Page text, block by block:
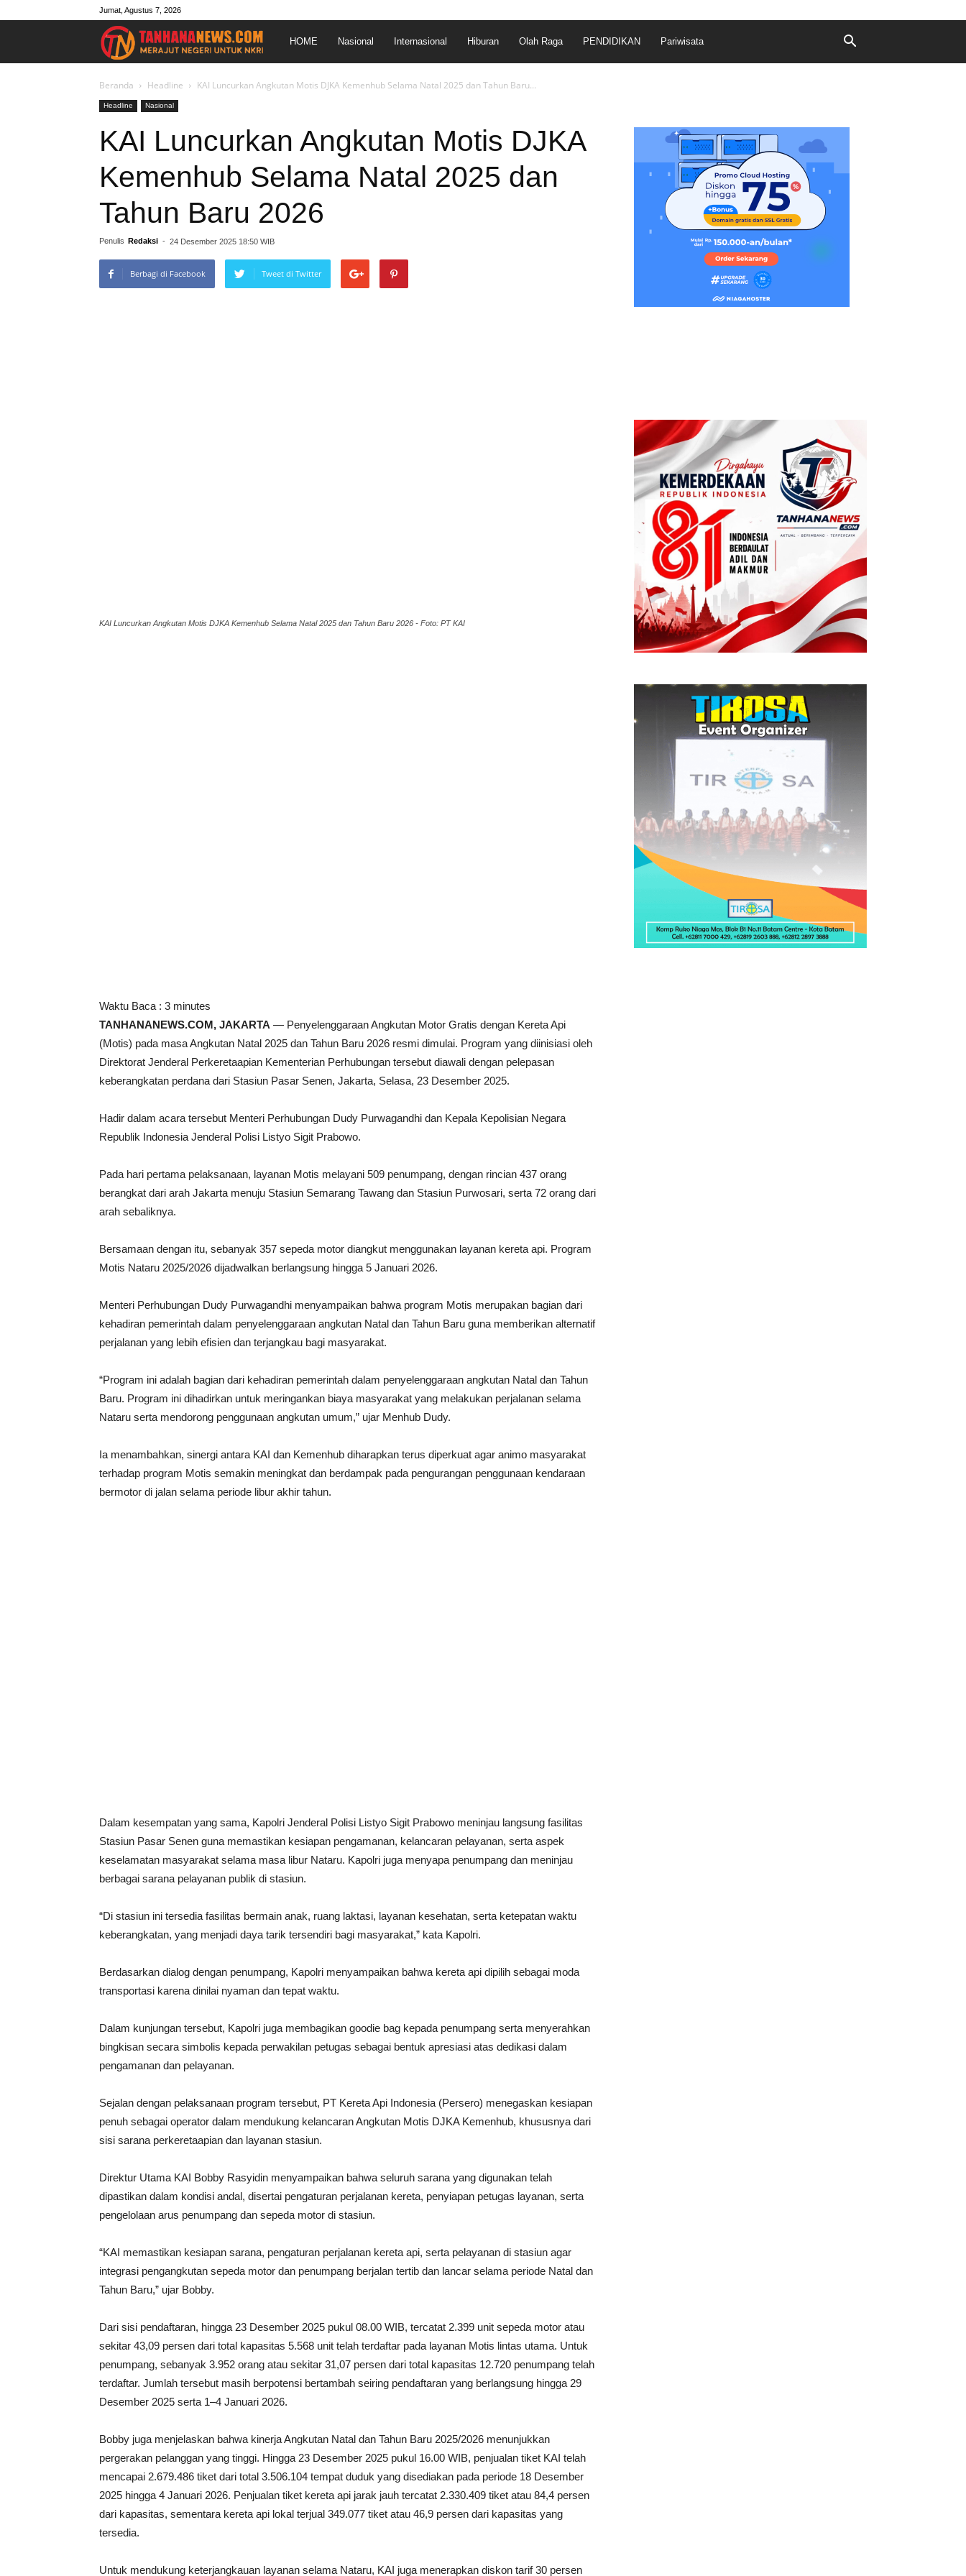
Jumat, Agustus 7, 2026
Merajut
Negeri
NKRI
HOME Nasional Internasional Hiburan Olah Raga PENDIDIKAN Pariwisata
Beranda Headline KAI Luncurkan Angkutan Motis DJKA Kemenhub Selama Natal 2025 dan Tahun Baru...
Headline Nasional
KAI Luncurkan Angkutan Motis DJKA
Kemenhub Selama Natal 2025 dan
Tahun Baru 2026
Penulis Redaksi - 24 Desember 2025 18:50 WIB
Berbagi di Facebook Tweet di Twitter
KAI Luncurkan Angkutan Motis DJKA Kemenhub Selama Natal 2025 dan Tahun Baru 2026 - Foto: PT KAI
Waktu Baca : 3 minutes
TANHANANEWS.COM, JAKARTA — Penyelenggaraan Angkutan Motor Gratis dengan Kereta Api
(Motis) pada masa Angkutan Natal 2025 dan Tahun Baru 2026 resmi dimulai. Program yang diinisiasi oleh
Direktorat Jenderal Perkeretaapian Kementerian Perhubungan tersebut diawali dengan pelepasan
keberangkatan perdana dari Stasiun Pasar Senen, Jakarta, Selasa, 23 Desember 2025.
Hadir dalam acara tersebut Menteri Perhubungan Dudy Purwagandhi dan Kepala Kepolisian Negara
Republik Indonesia Jenderal Polisi Listyo Sigit Prabowo.
Pada hari pertama pelaksanaan, layanan Motis melayani 509 penumpang, dengan rincian 437 orang
berangkat dari arah Jakarta menuju Stasiun Semarang Tawang dan Stasiun Purwosari, serta 72 orang dari
arah sebaliknya.
Bersamaan dengan itu, sebanyak 357 sepeda motor diangkut menggunakan layanan kereta api. Program
Motis Nataru 2025/2026 dijadwalkan berlangsung hingga 5 Januari 2026.
Menteri Perhubungan Dudy Purwagandhi menyampaikan bahwa program Motis merupakan bagian dari
kehadiran pemerintah dalam penyelenggaraan angkutan Natal dan Tahun Baru guna memberikan alternatif
perjalanan yang lebih efisien dan terjangkau bagi masyarakat.
“Program ini adalah bagian dari kehadiran pemerintah dalam penyelenggaraan angkutan Natal dan Tahun
Baru. Program ini dihadirkan untuk meringankan biaya masyarakat yang melakukan perjalanan selama
Nataru serta mendorong penggunaan angkutan umum,” ujar Menhub Dudy.
Ia menambahkan, sinergi antara KAI dan Kemenhub diharapkan terus diperkuat agar animo masyarakat
terhadap program Motis semakin meningkat dan berdampak pada pengurangan penggunaan kendaraan
bermotor di jalan selama periode libur akhir tahun.
Dalam kesempatan yang sama, Kapolri Jenderal Polisi Listyo Sigit Prabowo meninjau langsung fasilitas
Stasiun Pasar Senen guna memastikan kesiapan pengamanan, kelancaran pelayanan, serta aspek
keselamatan masyarakat selama masa libur Nataru. Kapolri juga menyapa penumpang dan meninjau
berbagai sarana pelayanan publik di stasiun.
“Di stasiun ini tersedia fasilitas bermain anak, ruang laktasi, layanan kesehatan, serta ketepatan waktu
keberangkatan, yang menjadi daya tarik tersendiri bagi masyarakat,” kata Kapolri.
Berdasarkan dialog dengan penumpang, Kapolri menyampaikan bahwa kereta api dipilih sebagai moda
transportasi karena dinilai nyaman dan tepat waktu.
Dalam kunjungan tersebut, Kapolri juga membagikan goodie bag kepada penumpang serta menyerahkan
bingkisan secara simbolis kepada perwakilan petugas sebagai bentuk apresiasi atas dedikasi dalam
pengamanan dan pelayanan.
Sejalan dengan pelaksanaan program tersebut, PT Kereta Api Indonesia (Persero) menegaskan kesiapan
penuh sebagai operator dalam mendukung kelancaran Angkutan Motis DJKA Kemenhub, khususnya dari
sisi sarana perkeretaapian dan layanan stasiun.
Direktur Utama KAI Bobby Rasyidin menyampaikan bahwa seluruh sarana yang digunakan telah
dipastikan dalam kondisi andal, disertai pengaturan perjalanan kereta, penyiapan petugas layanan, serta
pengelolaan arus penumpang dan sepeda motor di stasiun.
“KAI memastikan kesiapan sarana, pengaturan perjalanan kereta api, serta pelayanan di stasiun agar
integrasi pengangkutan sepeda motor dan penumpang berjalan tertib dan lancar selama periode Natal dan
Tahun Baru,” ujar Bobby.
Dari sisi pendaftaran, hingga 23 Desember 2025 pukul 08.00 WIB, tercatat 2.399 unit sepeda motor atau
sekitar 43,09 persen dari total kapasitas 5.568 unit telah terdaftar pada layanan Motis lintas utama. Untuk
penumpang, sebanyak 3.952 orang atau sekitar 31,07 persen dari total kapasitas 12.720 penumpang telah
terdaftar. Jumlah tersebut masih berpotensi bertambah seiring pendaftaran yang berlangsung hingga 29
Desember 2025 serta 1–4 Januari 2026.
Bobby juga menjelaskan bahwa kinerja Angkutan Natal dan Tahun Baru 2025/2026 menunjukkan
pergerakan pelanggan yang tinggi. Hingga 23 Desember 2025 pukul 16.00 WIB, penjualan tiket KAI telah
mencapai 2.679.486 tiket dari total 3.506.104 tempat duduk yang disediakan pada periode 18 Desember
2025 hingga 4 Januari 2026. Penjualan tiket kereta api jarak jauh tercatat 2.330.409 tiket atau 84,4 persen
dari kapasitas, sementara kereta api lokal terjual 349.077 tiket atau 46,9 persen dari kapasitas yang
tersedia.
Untuk mendukung keterjangkauan layanan selama Nataru, KAI juga menerapkan diskon tarif 30 persen